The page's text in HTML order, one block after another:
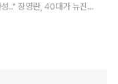
"보세 옷으로 청담 며느리 룩을 완성.." 장영란, 40대가 뉴진스 패션 소화하는 스타일링 깜짝 공개